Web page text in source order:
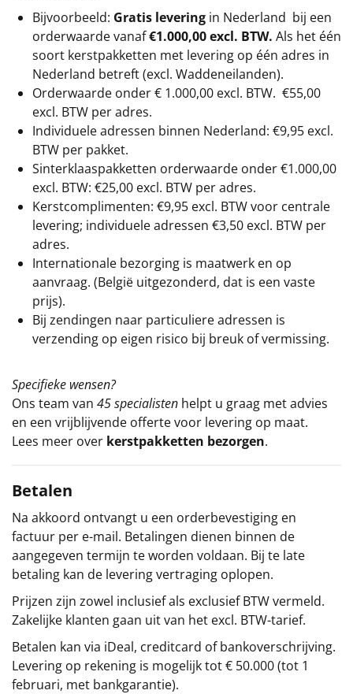
Bijvoorbeeld: Gratis levering in Nederland bij een
orderwaarde vanaf€1.000,00 excl. BTW. Als het één
soort kerstpakketten met levering op één adres in
Nederland betreft (excl. Waddeneilanden).
Orderwaarde onder € 1.000,00 excl. BTW. €55,00
excl. BTW per adres.
Individuele adressen binnen Nederland: €9,95 excl.
BTW per pakket.
Sinterklaaspakketten orderwaarde onder €1.000,00
excl. BTW: €25,00 excl. BTW per adres.
Kerstcomplimenten: €9,95 excl. BTW voor centrale
levering; individuele adressen €3,50 excl. BTW per
adres.
Internationale bezorging is maatwerk en op
aanvraag. (België uitgezonderd, dat is een vaste
prijs).
Bij zendingen naar particuliere adressen is
verzending op eigen risico bij breuk of vermissing.
Specifieke wensen?
Ons team van 45 specialisten helpt u graag met advies
en een vrijblijvende offerte voor levering op maat.
Lees meer over kerstpakketten bezorgen.
Betalen
Na akkoord ontvangt u een orderbevestiging en
factuur per e-mail. Betalingen dienen binnen de
aangegeven termijn te worden voldaan. Bij te late
betaling kan de levering vertraging oplopen.
Prijzen zijn zowel inclusief als exclusief BTW vermeld.
Zakelijke klanten gaan uit van het excl. BTW-tarief.
Betalen kan via iDeal, creditcard of bankoverschrijving.
Levering op rekening is mogelijk tot € 50.000 (tot 1
februari, met bankgarantie).